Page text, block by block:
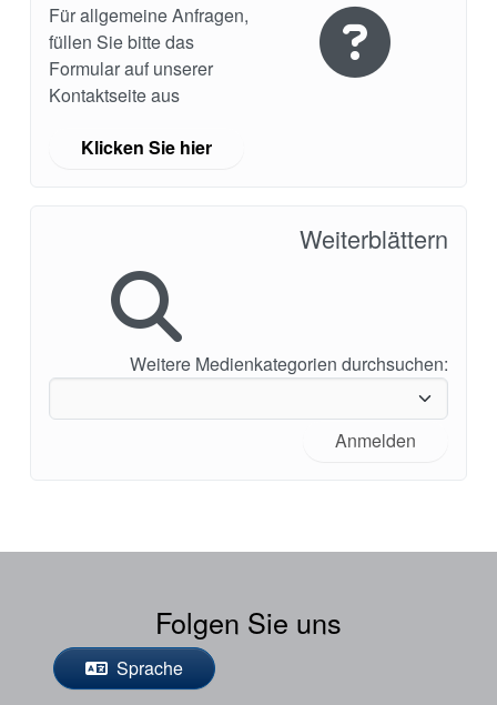
Für allgemeine Anfragen,
füllen Sie bitte das
Formular auf unserer
Kontaktseite aus
Klicken Sie hier
Weiterblättern
Weitere Medienkategorien durchsuchen:
Anmelden
Folgen Sie uns
Sprache